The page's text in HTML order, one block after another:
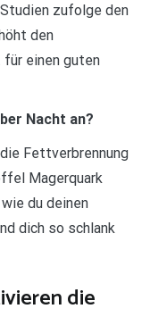
zufolge den
den
für einen guten
Nacht an?
Fettverbrennung
Magerquark
du deinen
dich so schlank
die